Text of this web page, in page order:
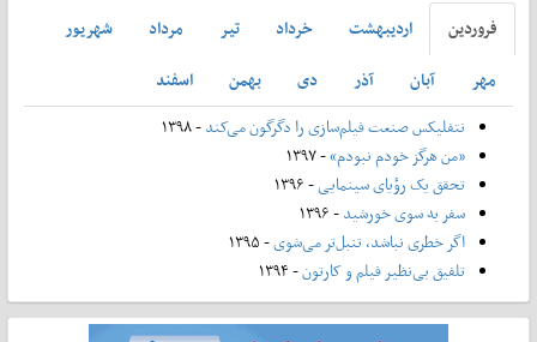
فروردين ارديبهشت خرداد تير مرداد
شهريور
مهر
آبان آذر دی بهمن
اسفند
نتفلیکس صنعت فیلم‌سازی را دگرگون می‌کند- ۱۳۹۸
«من هرگز خودم نبودم»- ۱۳۹۷
تحقق یک رؤیای سینمایی- ۱۳۹۶
سفر به سوی خورشید- ۱۳۹۶
اگر خطری نباشد، تنبل‌تر می‌شوی- ۱۳۹۵
تلفیق بی‌نظیر فیلم و کارتون- ۱۳۹۴